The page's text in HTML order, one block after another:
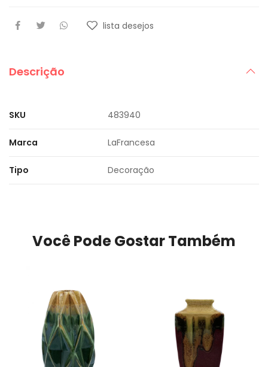
lista desejos
Descrição
SKU 483940
Marca LaFrancesa
Tipo Decoração
Você Pode Gostar Também